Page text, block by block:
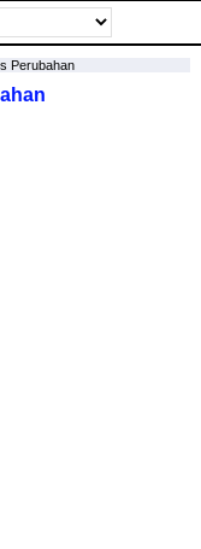
Perubahan